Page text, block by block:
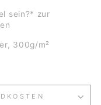
sein?* zur
300g/m²